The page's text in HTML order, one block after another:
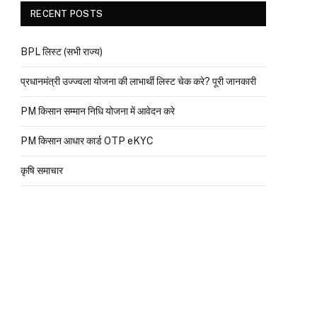
RECENT POSTS
BPL लिस्ट (सभी राज्य)
प्रधानमंत्री उज्ज्वला योजना की लाभार्थी लिस्ट चेक करे? पूरी जानकारी
PM किसान सम्मान निधि योजना में आवेदन करे
PM किसान आधार कार्ड OTP eKYC
कृषि समाचार